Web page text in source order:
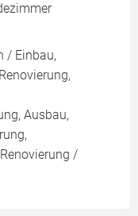
/ Einbau,
Ausbau,
/